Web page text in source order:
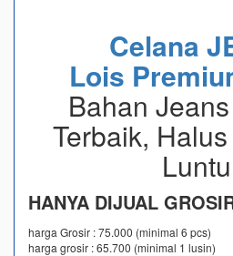
Celana
Lois
Bahan
Terbaik,
HANYA DIJUAL
harga Grosir : 75.000 (minimal 6 pcs)
harga grosir : 65.700 (minimal 1 lusin)